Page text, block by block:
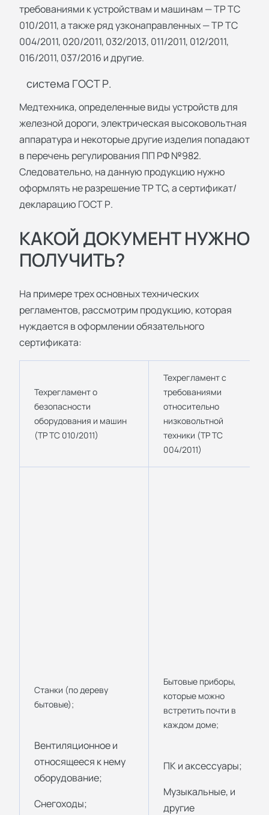
требованиями к устройствам и машинам — ТР ТС
010/2011, а также ряд узконаправленных — ТР ТС
004/2011, 020/2011, 032/2013, 011/2011, 012/2011,
016/2011, 037/2016 и другие.
система ГОСТ Р.
Медтехника, определенные виды устройств для
железной дороги, электрическая высоковольтная
аппаратура и некоторые другие изделия попадают
в перечень регулирования ПП РФ №982.
Следовательно, на данную продукцию нужно
оформлять не разрешение ТР ТС, а сертификат/
декларацию ГОСТ Р.
КАКОЙ ДОКУМЕНТ НУЖНО
ПОЛУЧИТЬ?
На примере трех основных технических
регламентов, рассмотрим продукцию, которая
нуждается в оформлении обязательного
сертификата:
Техрегламент о
безопасности
оборудования и машин
(ТР ТС 010/2011)
Техрегламент с
требованиями
относительно
низковольтной
техники (ТР ТС
004/2011)
Станки (по дереву
бытовые);
Вентиляционное и
относящееся к нему
оборудование;
Снегоходы;
Бытовые приборы,
которые можно
встретить почти в
каждом доме;
ПК и аксессуары;
Музыкальные, и
другие